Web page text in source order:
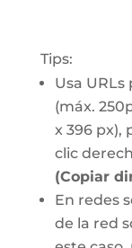
Tips:
Usa
(máx.
x 396 px),
clic
(Copiar
En redes
de la red